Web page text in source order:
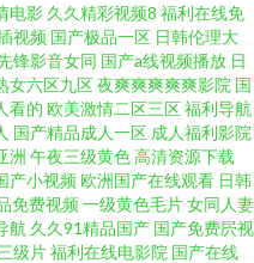
电影 久久精彩视频8 福利在线免
视频 国产极品一区 日韩伦理大
锋影音女同 国产a线视频播放 日
女六区九区夜爽爽爽爽爽影院 国
看的 欧美激情二区三区福利导航
国产精品成人一区 成人福利影院
洲 午夜三级黄色高清资源下载
产小视频欧洲国产在线观看 日韩
免费视频一级黄色毛片女同人妻
航 久久91精品国产 国产免费屄视
级片福利在线电影院 国产在线